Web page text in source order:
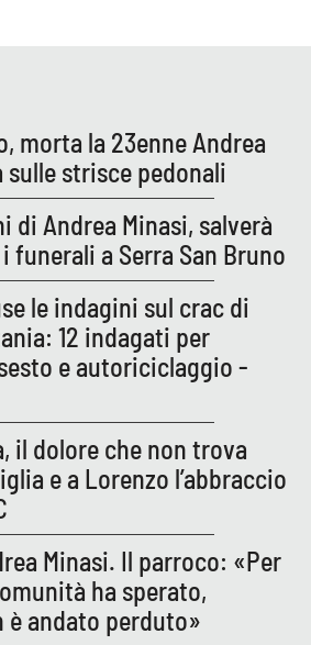
morta la 23enne Andrea
strisce pedonali
di Andrea Minasi, salverà
funerali a Serra San Bruno
le indagini sul crac di
12 indagati per
e autoriciclaggio -
il dolore che non trova
e a Lorenzo l’abbraccio
Minasi. Il parroco: «Per
ha sperato,
è andato perduto»